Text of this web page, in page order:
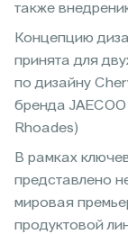
также
Концепцию
принята для
по дизайну
бренда
Rhoades)
В рамках
представлено
мировая
продуктовой